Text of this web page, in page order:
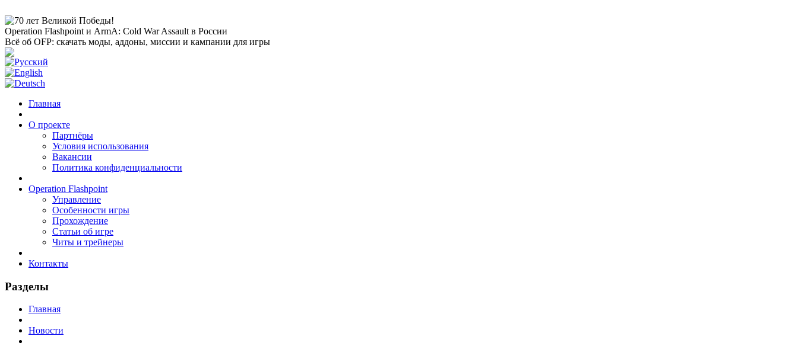
Operation Flashpoint и ArmA: Cold War Assault в России
Всё об OFP: скачать моды, аддоны, миссии и кампании для игры
Главная
О проекте
Партнёры
Условия использования
Вакансии
Политика конфиденциальности
Operation Flashpoint
Управление
Особенности игры
Прохождение
Статьи об игре
Читы и трейнеры
Контакты
Разделы
Главная
Новости